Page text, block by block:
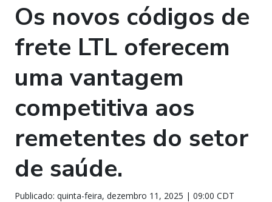
Os novos códigos de
frete LTL oferecem
uma vantagem
competitiva aos
remetentes do setor
de saúde.
Publicado: quinta-feira, dezembro 11, 2025 | 09:00 CDT